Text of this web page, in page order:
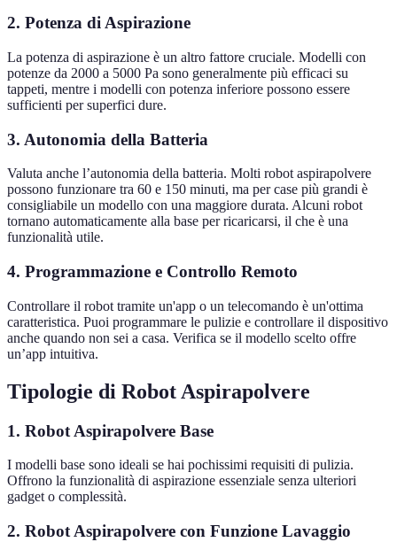
2. Potenza di Aspirazione
La potenza di aspirazione è un altro fattore cruciale. Modelli con
potenze da 2000 a 5000 Pa sono generalmente più efficaci su
tappeti, mentre i modelli con potenza inferiore possono essere
sufficienti per superfici dure.
3. Autonomia della Batteria
Valuta anche l’autonomia della batteria. Molti robot aspirapolvere
possono funzionare tra 60 e 150 minuti, ma per case più grandi è
consigliabile un modello con una maggiore durata. Alcuni robot
tornano automaticamente alla base per ricaricarsi, il che è una
funzionalità utile.
4. Programmazione e Controllo Remoto
Controllare il robot tramite un'app o un telecomando è un'ottima
caratteristica. Puoi programmare le pulizie e controllare il dispositivo
anche quando non sei a casa. Verifica se il modello scelto offre
un’app intuitiva.
Tipologie di Robot Aspirapolvere
1. Robot Aspirapolvere Base
I modelli base sono ideali se hai pochissimi requisiti di pulizia.
Offrono la funzionalità di aspirazione essenziale senza ulteriori
gadget o complessità.
2. Robot Aspirapolvere con Funzione Lavaggio